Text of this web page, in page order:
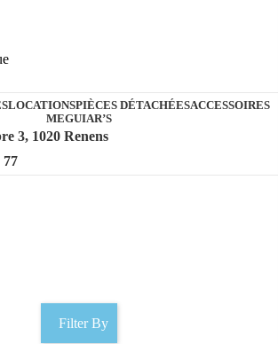
LOCATIONSPIÈCES DÉTACHÉESACCESSOIRES
MEGUIAR’S
3, 1020 Renens
77
Filter By